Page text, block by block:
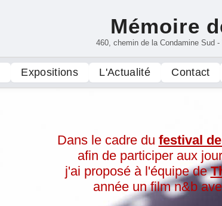
Mémoire
460, chemin de la Condamine Sud
Expositions L'Actualité Contact
Dans le cadre du festival
afin de participer aux
j'ai proposé à l'équipe de
année un film n&b